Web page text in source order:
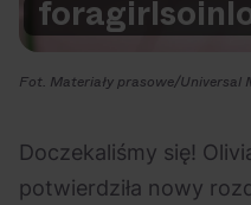
Na czasie
foragirlsoin
Fot. Materiały prasowe/Universal
Doczekaliśmy się!
potwierdziła nowy